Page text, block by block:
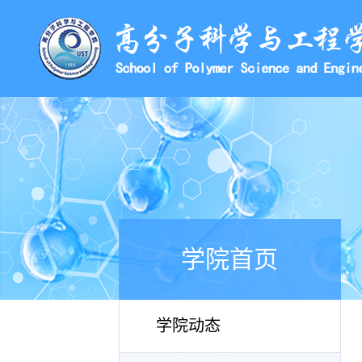
学院首页
学院动态